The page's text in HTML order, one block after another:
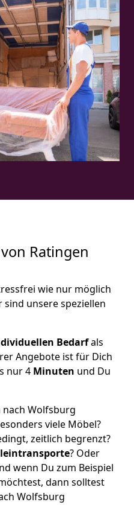
Ratingen
wie nur möglich
unsere speziellen
Bedarfals
Angebote ist für Dich
nur 4 Minuten und Du
Wolfsburg
viele Möbel?
zeitlich begrenzt?
? Oder
wenn Du zum Beispiel
dann solltest
Wolfsburg